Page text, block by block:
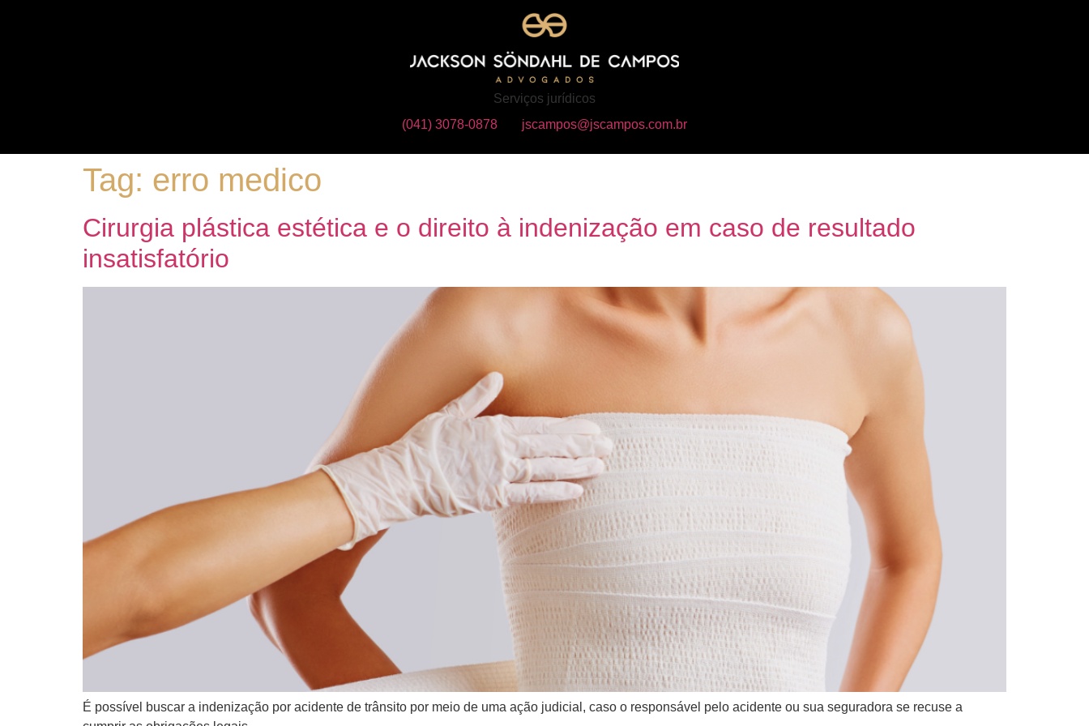
Serviços jurídicos
(041) 3078-0878
jscampos@jscampos.com.br
Tag: erro medico
Cirurgia plástica estética e o direito à indenização em caso de resultado
insatisfatório
É possível buscar a indenização por acidente de trânsito por meio de uma ação judicial, caso o responsável pelo acidente ou sua seguradora se recuse a